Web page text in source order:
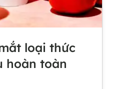
loại thức
hoàn toàn